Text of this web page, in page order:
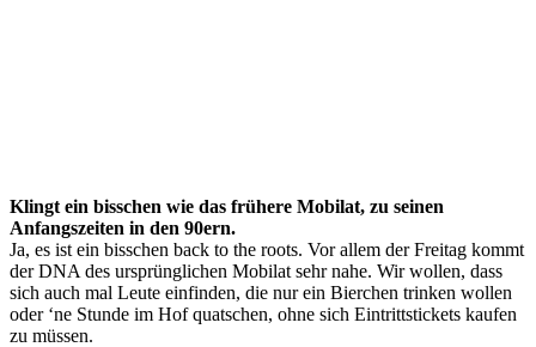
Klingt ein bisschen wie das frühere Mobilat, zu seinen
Anfangszeiten in den 90ern.
Ja, es ist ein bisschen back to the roots. Vor allem der Freitag kommt
der DNA des ursprünglichen Mobilat sehr nahe. Wir wollen, dass
sich auch mal Leute einfinden, die nur ein Bierchen trinken wollen
oder ‘ne Stunde im Hof quatschen, ohne sich Eintrittstickets kaufen
zu müssen.